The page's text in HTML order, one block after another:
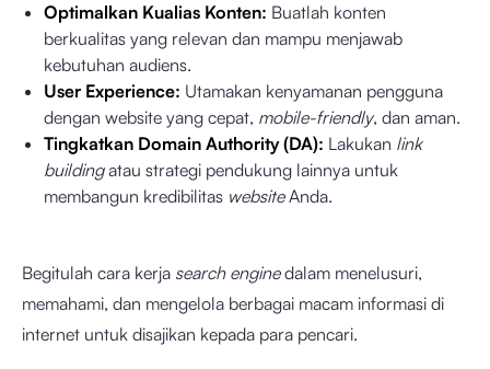
Optimalkan Kualias Konten: Buatlah konten
berkualitas yang relevan dan mampu menjawab
kebutuhan audiens.
User Experience: Utamakan kenyamanan pengguna
dengan website yang cepat, mobile-friendly, dan aman.
Tingkatkan Domain Authority (DA): Lakukan link
buildingatau strategi pendukung lainnya untuk
membangun kredibilitas websiteAnda.
Begitulah cara kerja search enginedalam menelusuri,
memahami, dan mengelola berbagai macam informasi di
internet untuk disajikan kepada para pencari.